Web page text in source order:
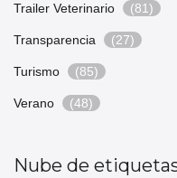
Trailer Veterinario (81)
Transparencia (27)
Turismo (85)
Verano (48)
Nube de